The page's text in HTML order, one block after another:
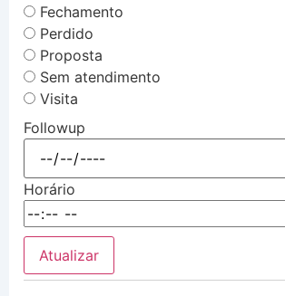
Fechamento
Perdido
Proposta
Sem atendimento
Visita
Followup
Horário
Atualizar